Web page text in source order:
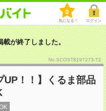
0
気になる！ ログイン
が終了しました。
No.SCOST8197273-T2
UP！！】くるま部品